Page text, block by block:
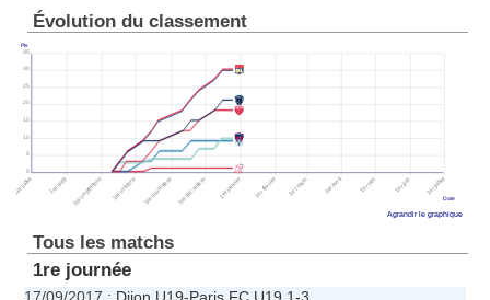
Évolution du classement
Agrandir le graphique
Pts
Date
0
5
10
15
20
25
30
35
1er juillet 1er août 1er septembre 1er octobre 1er novembre 1er décembre 1er janvier 1er février 1er mars 1er avril 1er mai 1er juin 1er juillet
Tous les matchs
1re journée